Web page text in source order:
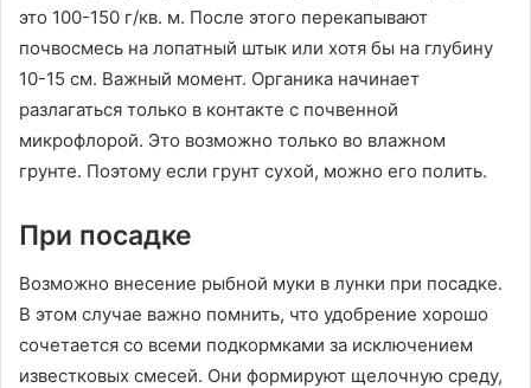
это 100-150 г/кв. м. После этого перекапывают
почвосмесь на лопатный штык или хотя бы на глубину
10-15 см. Важный момент. Органика начинает
разлагаться только в контакте с почвенной
микрофлорой. Это возможно только во влажном
грунте. Поэтому если грунт сухой, можно его полить.
При посадке
Возможно внесение рыбной муки в лунки при посадке.
В этом случае важно помнить, что удобрение хорошо
сочетается со всеми подкормками за исключением
известковых смесей. Они формируют щелочную среду,